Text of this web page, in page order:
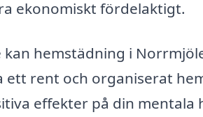
ekonomiskt fördelaktigt.
hemstädning i
rent och organiserat
effekter på din mentala